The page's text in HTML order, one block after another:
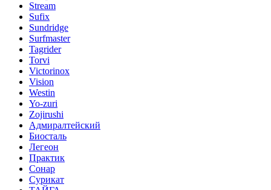
Stream
Sufix
Sundridge
Surfmaster
Tagrider
Torvi
Victorinox
Vision
Westin
Yo-zuri
Zojirushi
Адмиралтейский
Биосталь
Легеон
Практик
Сонар
Сурикат